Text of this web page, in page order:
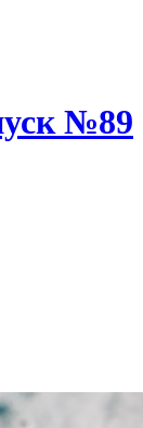
№89